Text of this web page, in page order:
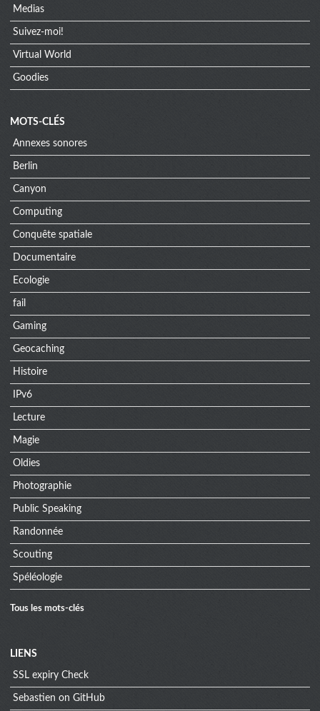
Medias
Suivez-moi!
Virtual World
Goodies
MOTS-CLÉS
Annexes sonores
Berlin
Canyon
Computing
Conquête spatiale
Documentaire
Ecologie
fail
Gaming
Geocaching
Histoire
IPv6
Lecture
Magie
Oldies
Photographie
Public Speaking
Randonnée
Scouting
Spéléologie
Tous les mots-clés
Menu
LIENS
SSL expiry Check
Sebastien on GitHub